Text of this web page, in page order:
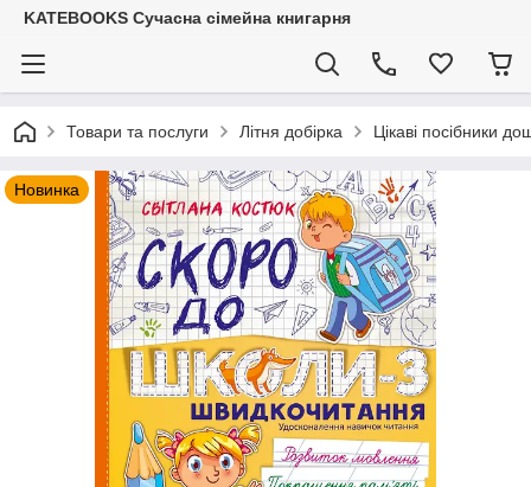
KATEBOOKS Сучасна сімейна книгарня
Товари та послуги Літня добірка Цікаві посібники
Новинка